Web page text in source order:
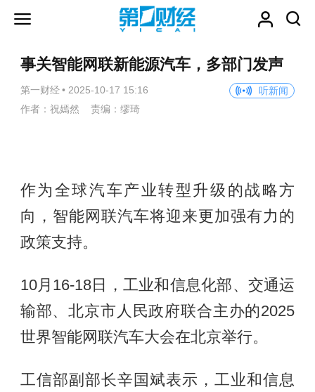
事关智能网联新能源汽车，多部门发声
第一财经 • 2025-10-17 15:16
听新闻
作者：祝嫣然 责编：缪琦
作为全球汽车产业转型升级的战略方
向，智能网联汽车将迎来更加强有力的
政策支持。
10月16-18日，工业和信息化部、交通运
输部、北京市人民政府联合主办的2025
世界智能网联汽车大会在北京举行。
工信部副部长辛国斌表示，工业和信息